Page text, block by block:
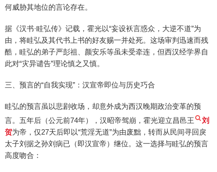
何威胁其地位的言论存在。
据《汉书·眭弘传》记载，霍光以“妄设袄言惑众，大逆不道”为
由，将眭弘及其代书上书的好友赐一并处死。这场审判迅速而残
酷，眭弘的弟子严彭祖、颜安乐等虽未受牵连，但西汉经学界自
此对“灾异谴告”理论慎之又慎。
三、预言的“自我实现”：汉宣帝即位与历史巧合
眭弘的预言虽以悲剧收场，却意外成为西汉晚期政治变革的预
言。五年后（公元前74年），汉昭帝驾崩，霍光迎立昌邑王
刘
贺为帝，仅27天后即以“荒淫无道”为由废黜，转而从民间寻回戾
太子刘据之孙刘病已（即汉宣帝）继位。这一选择与眭弘的预言
高度吻合：